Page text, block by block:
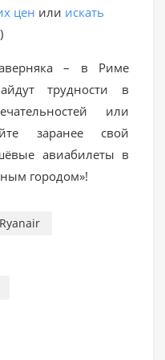
цен или искать
)
– в Риме
трудности в
или
заранее свой
авиабилеты в
городом»!